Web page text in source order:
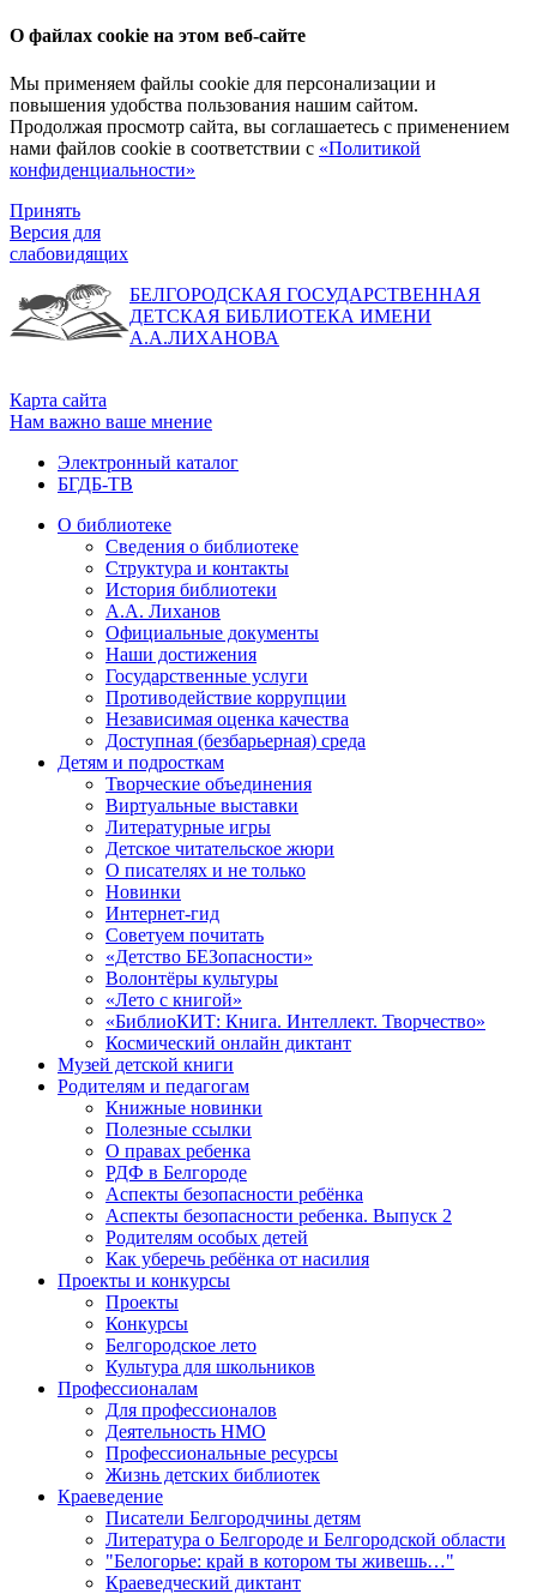
О файлах cookie на этом веб-сайте
Мы применяем файлы cookie для персонализации и
повышения удобства пользования нашим сайтом.
Продолжая просмотр сайта, вы соглашаетесь с применением
нами файлов cookie в соответствии с «Политикой
конфиденциальности»
Принять
Версия для
слабовидящих
БЕЛГОРОДСКАЯ ГОСУДАРСТВЕННАЯ
ДЕТСКАЯ БИБЛИОТЕКА ИМЕНИ
А.А.ЛИХАНОВА
Карта сайта
Нам важно ваше мнение
Электронный каталог
БГДБ-ТВ
О библиотеке
Сведения о библиотеке
Структура и контакты
История библиотеки
А.А. Лиханов
Официальные документы
Наши достижения
Государственные услуги
Противодействие коррупции
Независимая оценка качества
Доступная (безбарьерная) среда
Детям и подросткам
Творческие объединения
Виртуальные выставки
Литературные игры
Детское читательское жюри
О писателях и не только
Новинки
Интернет-гид
Советуем почитать
«Детство БЕЗопасности»
Волонтёры культуры
«Лето с книгой»
«БиблиоКИТ: Книга. Интеллект. Творчество»
Космический онлайн диктант
Музей детской книги
Родителям и педагогам
Книжные новинки
Полезные ссылки
О правах ребенка
РДФ в Белгороде
Аспекты безопасности ребёнка
Аспекты безопасности ребенка. Выпуск 2
Родителям особых детей
Как уберечь ребёнка от насилия
Проекты и конкурсы
Проекты
Конкурсы
Белгородское лето
Культура для школьников
Профессионалам
Для профессионалов
Деятельность НМО
Профессиональные ресурсы
Жизнь детских библиотек
Краеведение
Писатели Белгородчины детям
Литература о Белгороде и Белгородской области
"Белогорье: край в котором ты живешь…"
Краеведческий диктант